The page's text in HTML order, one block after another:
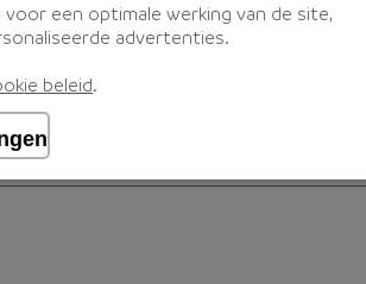
voor een optimale werking van de site,
advertenties.
beleid.